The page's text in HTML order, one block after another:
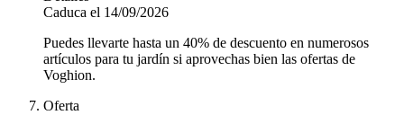
Caduca el 14/09/2026
Puedes llevarte hasta un 40% de descuento en numerosos
artículos para tu jardín si aprovechas bien las ofertas de
Voghion.
Oferta